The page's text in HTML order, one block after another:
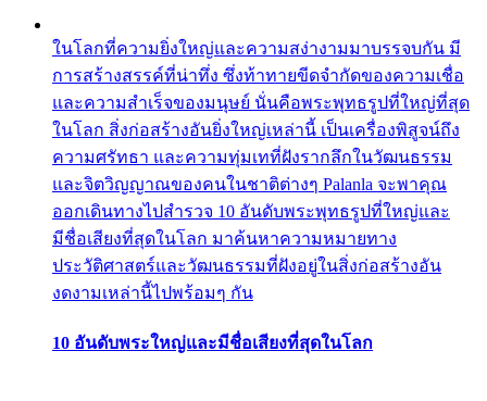
ในโลกที่ความยิ่งใหญ่และความสง่างามมาบรรจบกัน มี
การสร้างสรรค์ที่น่าทึ่ง ซึ่งท้าทายขีดจำกัดของความเชื่อ
และความสำเร็จของมนุษย์ นั่นคือพระพุทธรูปที่ใหญ่ที่สุด
ในโลก สิ่งก่อสร้างอันยิ่งใหญ่เหล่านี้ เป็นเครื่องพิสูจน์ถึง
ความศรัทธา และความทุ่มเทที่ฝังรากลึกในวัฒนธรรม
และจิตวิญญาณของคนในชาติต่างๆ Palanla จะพาคุณ
ออกเดินทางไปสำรวจ 10 อันดับพระพุทธรูปที่ใหญ่และ
มีชื่อเสียงที่สุดในโลก มาค้นหาความหมายทาง
ประวัติศาสตร์และวัฒนธรรมที่ฝังอยู่ในสิ่งก่อสร้างอัน
งดงามเหล่านี้ไปพร้อมๆ กัน
10 อันดับพระใหญ่และมีชื่อเสียงที่สุดในโลก